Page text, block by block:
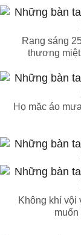
Rạng sáng
thương miệt
Họ mặc áo
Không khí vội